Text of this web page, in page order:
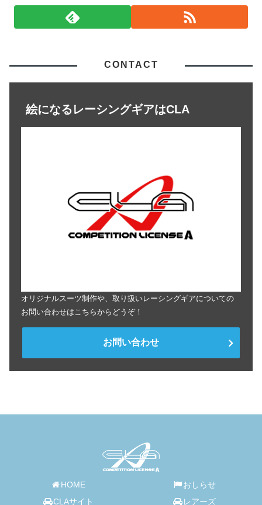
CONTACT
絵になるレーシングギアはCLA
オリジナルスーツ制作や、取り扱いレーシングギアについての
お問い合わせはこちらからどうぞ！
お問い合わせ
HOME
おしらせ
CLAサイト
レアーズ